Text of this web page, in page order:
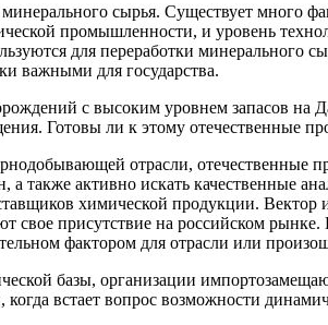
сырья. Существует много
промышленности, и уровень
для переработки
важными для государства.
с высоким уровнем запасов
Готовы ли к этому отечественные
отрасли,
также активно искать качественные
химической продукции.
присутствие на российском
фактором для отрасли или
базы, организации
когда встает вопрос возможности